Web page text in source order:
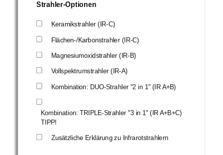
Strahler-Optionen
Keramikstrahler (IR-C)
Flächen-/Karbonstrahler (IR-C)
Magnesiumoxidstrahler (IR-B)
Vollspektrumstrahler (IR-A)
Kombination: DUO-Strahler "2 in 1" (IR A+B)
Kombination: TRIPLE-Strahler "3 in 1" (IR A+B+C)
TIPP!
Zusätzliche Erklärung zu Infrarotstrahlern